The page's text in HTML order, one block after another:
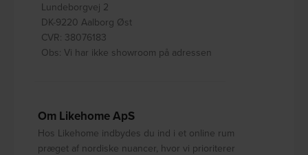
Lundeborgvej 2
DK-9220 Aalborg Øst
CVR: 38076183
Obs: Vi har ikke showroom på adressen
Om Likehome ApS
Hos Likehome indbydes du ind i et online rum
præget af nordiske nuancer, hvor vi prioriterer